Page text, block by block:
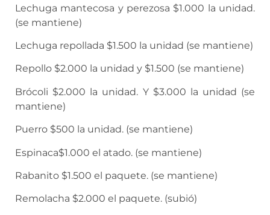
Lechuga mantecosa y perezosa $1.000 la unidad.
(se mantiene)
Lechuga repollada $1.500 la unidad (se mantiene)
Repollo $2.000 la unidad y $1.500 (se mantiene)
Brócoli $2.000 la unidad. Y $3.000 la unidad (se
mantiene)
Puerro $500 la unidad. (se mantiene)
Espinaca$1.000 el atado. (se mantiene)
Rabanito $1.500 el paquete. (se mantiene)
Remolacha $2.000 el paquete. (subió)